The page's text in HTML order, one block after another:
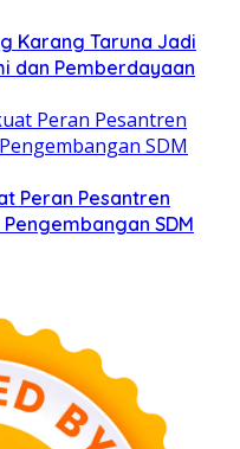
Karang Taruna Jadi
dan Pemberdayaan
Peran Pesantren
SDM